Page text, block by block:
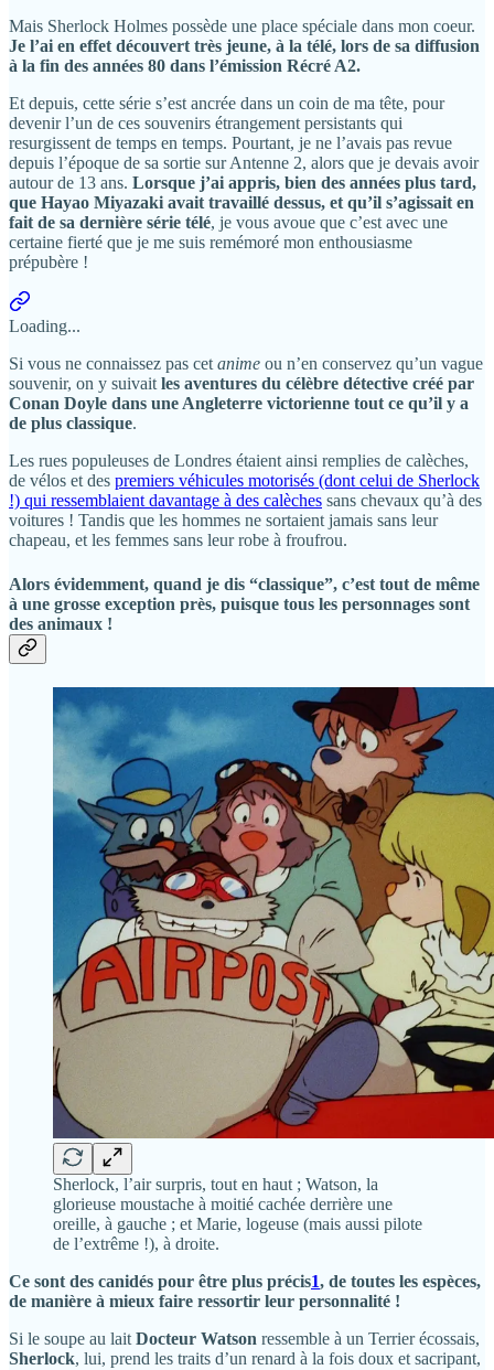
Mais Sherlock Holmes possède une place spéciale dans mon coeur.
Je l’ai en effet découvert très jeune, à la télé, lors de sa diffusion
à la fin des années 80 dans l’émission Récré A2.
Et depuis, cette série s’est ancrée dans un coin de ma tête, pour
devenir l’un de ces souvenirs étrangement persistants qui
resurgissent de temps en temps. Pourtant, je ne l’avais pas revue
depuis l’époque de sa sortie sur Antenne 2, alors que je devais avoir
autour de 13 ans. Lorsque j’ai appris, bien des années plus tard,
que Hayao Miyazaki avait travaillé dessus, et qu’il s’agissait en
fait de sa dernière série télé, je vous avoue que c’est avec une
certaine fierté que je me suis remémoré mon enthousiasme
prépubère !
Loading...
Si vous ne connaissez pas cet anime ou n’en conservez qu’un vague
souvenir, on y suivait les aventures du célèbre détective créé par
Conan Doyle dans une Angleterre victorienne tout ce qu’il y a
de plus classique.
Les rues populeuses de Londres étaient ainsi remplies de calèches,
de vélos et des premiers véhicules motorisés (dont celui de Sherlock
!) qui ressemblaient davantage à des calèches sans chevaux qu’à des
voitures ! Tandis que les hommes ne sortaient jamais sans leur
chapeau, et les femmes sans leur robe à froufrou.
Alors évidemment, quand je dis “classique”, c’est tout de même
à une grosse exception près, puisque tous les personnages sont
des animaux !
Sherlock, l’air surpris, tout en haut ; Watson, la
glorieuse moustache à moitié cachée derrière une
oreille, à gauche ; et Marie, logeuse (mais aussi pilote
de l’extrême !), à droite.
Ce sont des canidés pour être plus précis1, de toutes les espèces,
de manière à mieux faire ressortir leur personnalité !
Si le soupe au lait Docteur Watson ressemble à un Terrier écossais,
Sherlock, lui, prend les traits d’un renard à la fois doux et sacripant,